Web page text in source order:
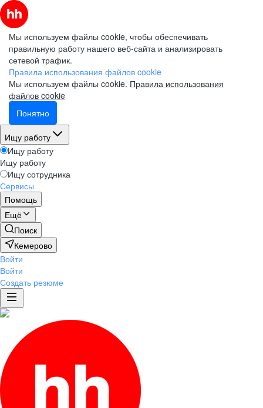
Мы используем файлы cookie, чтобы обеспечивать
правильную работу нашего веб-сайта и анализировать
сетевой трафик.
Правила использования файлов cookie
Мы используем файлы cookie. Правила использования
файлов cookie
Понятно
Ищу работу
Ищу работу
Ищу работу
Ищу сотрудника
Сервисы
Помощь
Ещё
Поиск
Кемерово
Войти
Войти
Создать резюме